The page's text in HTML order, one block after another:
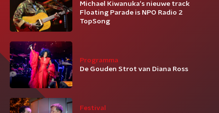
Michael Kiwanuka's nieuwe track
Floating Parade is NPO Radio 2
TopSong
Programma
De Gouden Strot van Diana Ross
Festival